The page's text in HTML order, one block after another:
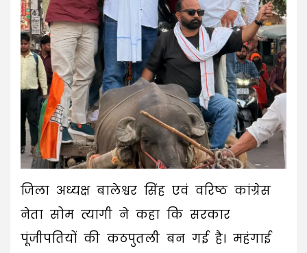
जिला अध्यक्ष बालेश्वर सिंह एवं वरिष्ठ कांग्रेस
नेता सोम त्यागी ने कहा कि सरकार
पूंजीपतियों की कठपुतली बन गई है। महंगाई